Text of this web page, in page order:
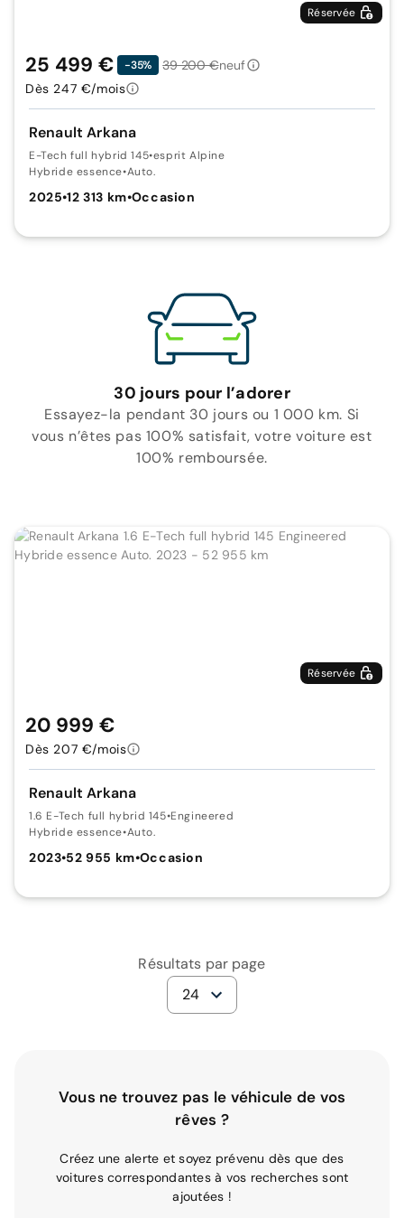
Réservée
Renault Arkana
E-Tech full hybrid 145•esprit Alpine
Hybride essence•Auto.
2025•12 313 km•Occasion
25 499 € -35% 39 200 €neuf
Dès 247 €/mois
30 jours pour l’adorer
Essayez-la pendant 30 jours ou 1 000 km. Si
vous n’êtes pas 100% satisfait, votre voiture est
100% remboursée.
Réservée
Renault Arkana
1.6 E-Tech full hybrid 145•Engineered
Hybride essence•Auto.
2023•52 955 km•Occasion
20 999 €
Dès 207 €/mois
Résultats par page
24
Vous ne trouvez pas le véhicule de vos
rêves ?
Créez une alerte et soyez prévenu dès que des
voitures correspondantes à vos recherches sont
ajoutées !